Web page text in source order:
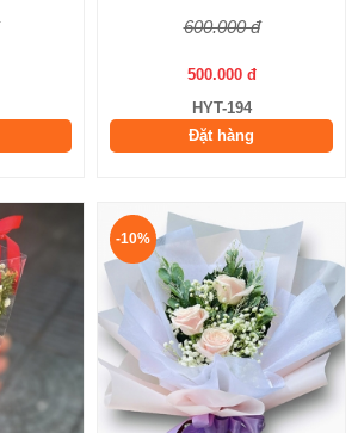
600.000 đ
500.000 đ
HYT-194
Đặt hàng
-10%